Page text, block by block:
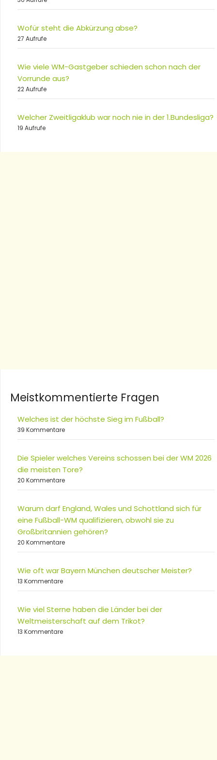
Wofür steht die Abkürzung abse?
27 Aufrufe
Wie viele WM-Gastgeber schieden schon nach der
Vorrunde aus?
22 Aufrufe
Welcher Zweitligaklub war noch nie in der 1.Bundesliga?
19 Aufrufe
Meistkommentierte Fragen
Welches ist der höchste Sieg im Fußball?
39 Kommentare
Die Spieler welches Vereins schossen bei der WM 2026
die meisten Tore?
20 Kommentare
Warum darf England, Wales und Schottland sich für
eine Fußball-WM qualifizieren, obwohl sie zu
Großbritannien gehören?
20 Kommentare
Wie oft war Bayern München deutscher Meister?
13 Kommentare
Wie viel Sterne haben die Länder bei der
Weltmeisterschaft auf dem Trikot?
13 Kommentare